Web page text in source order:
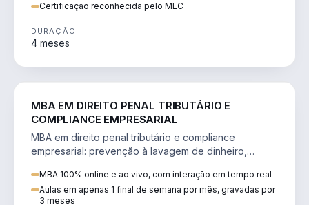
Certificação reconhecida pelo MEC
DURAÇÃO
4 meses
MBA EM DIREITO PENAL TRIBUTÁRIO E
COMPLIANCE EMPRESARIAL
MBA em direito penal tributário e compliance
empresarial: prevenção à lavagem de dinheiro,
MBA 100% online e ao vivo, com interação em tempo real
Aulas em apenas 1 final de semana por mês, gravadas por
3 meses